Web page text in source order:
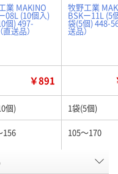
業 MAKINO
08L (10個入)
個) 497-
直送品）
牧野工業
BSKー11L (5
袋(5個) 448-
送品）
￥891
個) 1袋(5個)
156 105～170
K960603